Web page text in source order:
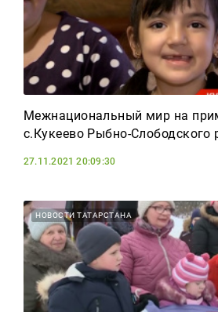
Межнациональный мир на
с.Кукеево Рыбно-Слободского
27.11.2021 20:09:30
НОВОСТИ ТАТАРСТАНА